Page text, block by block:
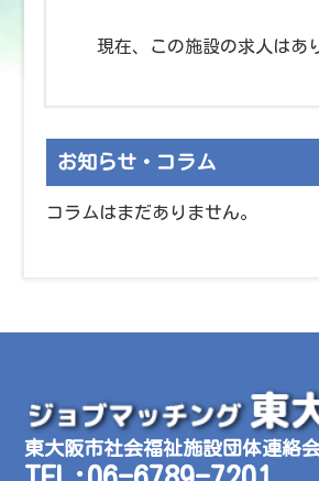
現在、この施設の求人はあ
お知らせ・コラム
コラムはまだありません。
東大阪市社会福祉施設団体連絡